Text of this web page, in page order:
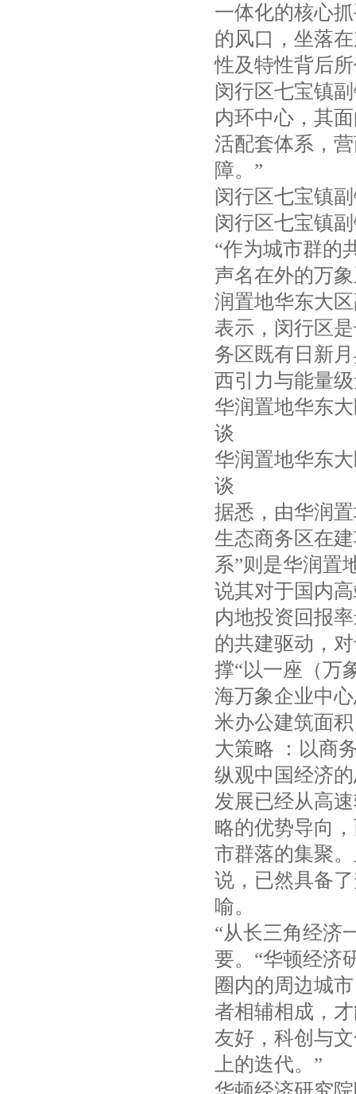
一体化的核心
的风口，坐落
性及特性背后
闵行区七宝镇
内环中心，其
活配套体系，
障。”
闵行区七宝镇
闵行区七宝镇
“作为城市群的
声名在外的万
润置地华东大
表示，闵行区
务区既有日新
西引力与能量
华润置地华东
谈
华润置地华东
谈
据悉，由华润
生态商务区在
系”则是华润置
说其对于国内
内地投资回报
的共建驱动，
撑“以一座（万
海万象企业中
米办公建筑面
大策略 ：以商
纵观中国经济
发展已经从高
略的优势导向
市群落的集聚
说，已然具备
喻。
“从长三角经济
要。“华顿经济
圈内的周边城
者相辅相成，
友好，科创与
上的迭代。”